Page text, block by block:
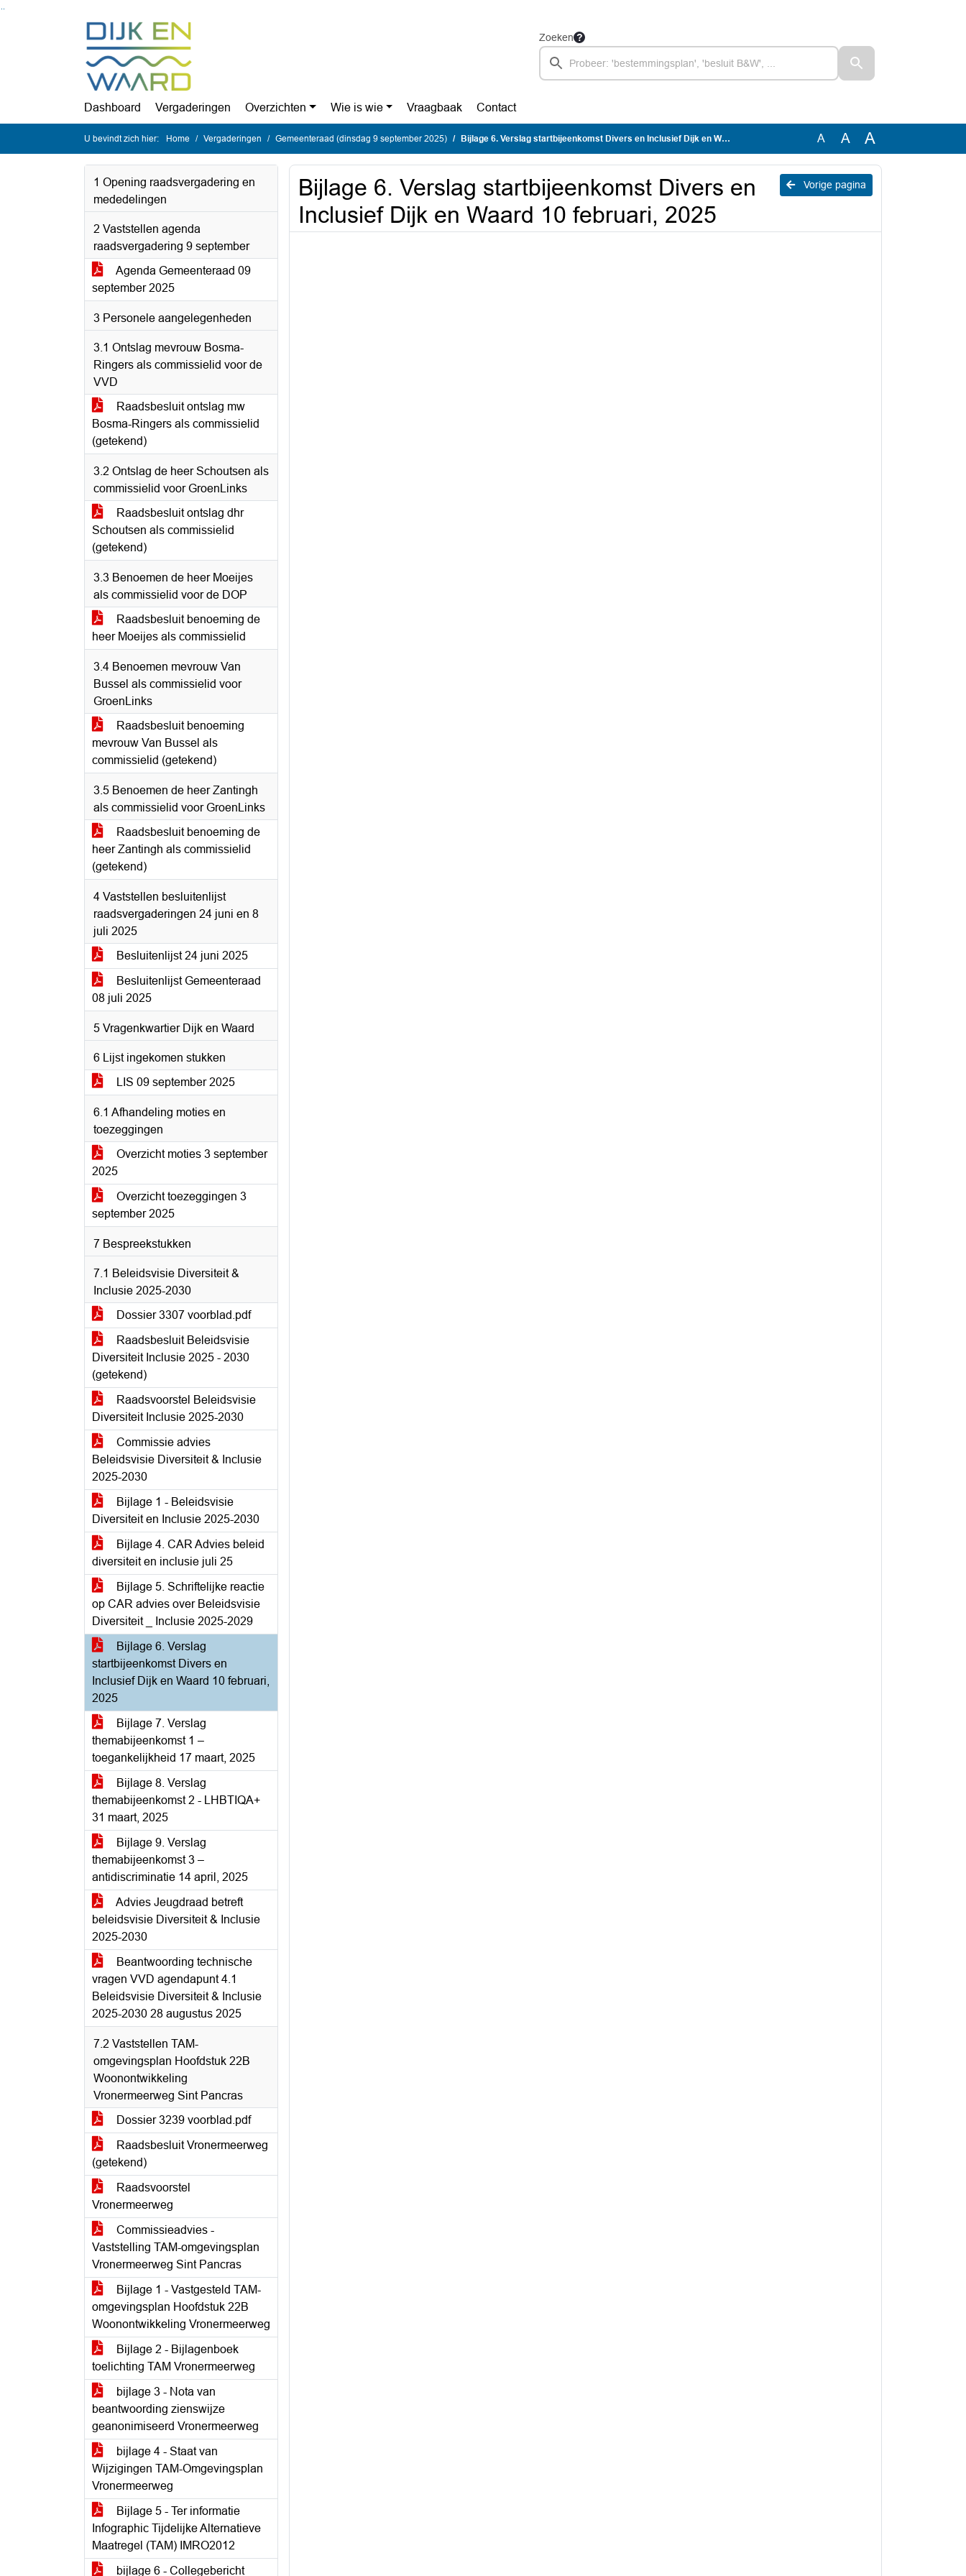
Zoeken
Dashboard Vergaderingen Overzichten Wie is wie Vraagbaak Contact
U bevindt zich hier: Home Vergaderingen Gemeenteraad (dinsdag 9 september 2025) Bijlage 6. Verslag startbijeenkomst Divers en Inclusief Dijk en Waard 10 februari, 2025 A A A
1 Opening raadsvergadering en
mededelingen
2 Vaststellen agenda
raadsvergadering 9 september
Agenda Gemeenteraad 09
september 2025
3 Personele aangelegenheden
3.1 Ontslag mevrouw Bosma-
Ringers als commissielid voor de
VVD
Raadsbesluit ontslag mw
Bosma-Ringers als commissielid
(getekend)
3.2 Ontslag de heer Schoutsen als
commissielid voor GroenLinks
Raadsbesluit ontslag dhr
Schoutsen als commissielid
(getekend)
3.3 Benoemen de heer Moeijes
als commissielid voor de DOP
Raadsbesluit benoeming de
heer Moeijes als commissielid
3.4 Benoemen mevrouw Van
Bussel als commissielid voor
GroenLinks
Raadsbesluit benoeming
mevrouw Van Bussel als
commissielid (getekend)
3.5 Benoemen de heer Zantingh
als commissielid voor GroenLinks
Raadsbesluit benoeming de
heer Zantingh als commissielid
(getekend)
4 Vaststellen besluitenlijst
raadsvergaderingen 24 juni en 8
juli 2025
Besluitenlijst 24 juni 2025
Besluitenlijst Gemeenteraad
08 juli 2025
5 Vragenkwartier Dijk en Waard
6 Lijst ingekomen stukken
LIS 09 september 2025
6.1 Afhandeling moties en
toezeggingen
Overzicht moties 3 september
2025
Overzicht toezeggingen 3
september 2025
7 Bespreekstukken
7.1 Beleidsvisie Diversiteit &
Inclusie 2025-2030
Dossier 3307 voorblad.pdf
Raadsbesluit Beleidsvisie
Diversiteit Inclusie 2025 - 2030
(getekend)
Raadsvoorstel Beleidsvisie
Diversiteit Inclusie 2025-2030
Commissie advies
Beleidsvisie Diversiteit & Inclusie
2025-2030
Bijlage 1 - Beleidsvisie
Diversiteit en Inclusie 2025-2030
Bijlage 4. CAR Advies beleid
diversiteit en inclusie juli 25
Bijlage 5. Schriftelijke reactie
op CAR advies over Beleidsvisie
Diversiteit _ Inclusie 2025-2029
Bijlage 6. Verslag
startbijeenkomst Divers en
Inclusief Dijk en Waard 10 februari,
2025
Bijlage 7. Verslag
themabijeenkomst 1 –
toegankelijkheid 17 maart, 2025
Bijlage 8. Verslag
themabijeenkomst 2 - LHBTIQA+
31 maart, 2025
Bijlage 9. Verslag
themabijeenkomst 3 –
antidiscriminatie 14 april, 2025
Advies Jeugdraad betreft
beleidsvisie Diversiteit & Inclusie
2025-2030
Beantwoording technische
vragen VVD agendapunt 4.1
Beleidsvisie Diversiteit & Inclusie
2025-2030 28 augustus 2025
7.2 Vaststellen TAM-
omgevingsplan Hoofdstuk 22B
Woonontwikkeling
Vronermeerweg Sint Pancras
Dossier 3239 voorblad.pdf
Raadsbesluit Vronermeerweg
(getekend)
Raadsvoorstel
Vronermeerweg
Commissieadvies -
Vaststelling TAM-omgevingsplan
Vronermeerweg Sint Pancras
Bijlage 1 - Vastgesteld TAM-
omgevingsplan Hoofdstuk 22B
Woonontwikkeling Vronermeerweg
Bijlage 2 - Bijlagenboek
toelichting TAM Vronermeerweg
bijlage 3 - Nota van
beantwoording zienswijze
geanonimiseerd Vronermeerweg
bijlage 4 - Staat van
Wijzigingen TAM-Omgevingsplan
Vronermeerweg
Bijlage 5 - Ter informatie
Infographic Tijdelijke Alternatieve
Maatregel (TAM) IMRO2012
bijlage 6 - Collegebericht
Vorige pagina
Bijlage 6. Verslag startbijeenkomst Divers en
Inclusief Dijk en Waard 10 februari, 2025